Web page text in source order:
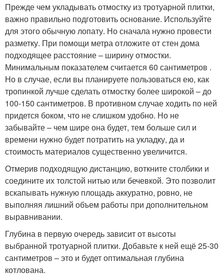
Прежде чем укладывать отмостку из тротуарной плитки,
важно правильно подготовить основание. Используйте
для этого обычную лопату. Но сначала нужно провести
разметку. При помощи метра отложите от стен дома
подходящее расстояние – ширину отмостки.
Минимальным показателем считается 60 сантиметров .
Но в случае, если вы планируете пользоваться ею, как
тропинкой лучше сделать отмостку более широкой – до
100-150 сантиметров. В противном случае ходить по ней
придется боком, что не слишком удобно. Но не
забывайте – чем шире она будет, тем больше сил и
времени нужно будет потратить на укладку, да и
стоимость материалов существенно увеличится.
Отмерив подходящую дистанцию, воткните столбики и
соедините их толстой нитью или бечевкой. Это позволит
вскапывать нужную площадь аккуратно, ровно, не
выполняя лишний объем работы при дополнительном
выравнивании.
Глубина в первую очередь зависит от высоты
выбранной тротуарной плитки. Добавьте к ней ещё 25-30
сантиметров – это и будет оптимальная глубина
котлована.